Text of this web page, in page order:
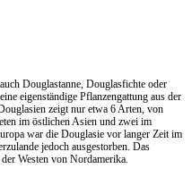
Douglastanne, Douglasfichte oder
eigenständige Pflanzengattung aus der
zeigt nur etwa 6 Arten, von
im östlichen Asien und zwei im
war die Douglasie vor langer Zeit im
jedoch ausgestorben. Das
Westen von Nordamerika.